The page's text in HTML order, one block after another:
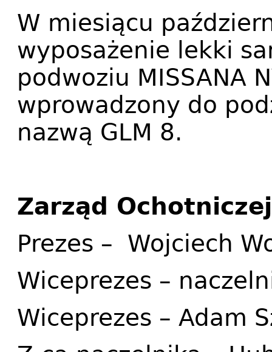
W miesiącu
wyposażenie lekki
podwoziu MISSANA
wprowadzony do
nazwą GLM 8.
Zarząd
Prezes – Wojciech
Wiceprezes –
Wiceprezes – Adam